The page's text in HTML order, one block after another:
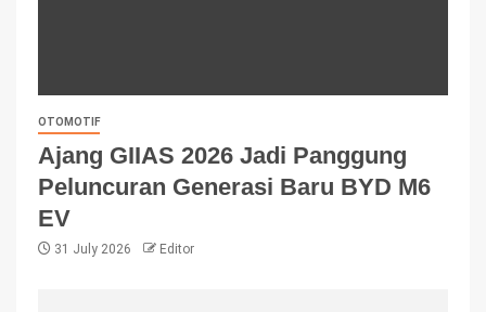
OTOMOTIF
Ajang GIIAS 2026 Jadi Panggung
Peluncuran Generasi Baru BYD M6
EV
31 July 2026 Editor